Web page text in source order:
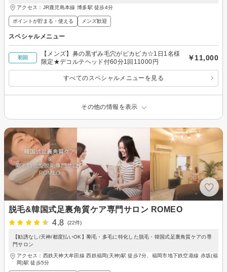
アクセス：JR鹿児島本線 博多駅 徒歩4分
ポイントが貯まる・使える メンズ歓迎
スペシャルメニュー
初回
【メンズ】鼻の黒ずみ毛穴がピカピカ☆1日1名様
限定★デコルテヘッド付60分1回11000円
￥11,000
すべてのスペシャルメニューを見る
その他の情報を表示
脱毛&韓国式足裏角質ケア専門サロン ROMEO
4.8
(22件)
【勧誘なし/天神/都度払いOK】剛毛・多毛に特化した脱毛・韓国式足裏角質ケアの専
門サロン
アクセス：西鉄天神大牟田線 西鉄福岡(天神)駅 徒歩7分、福岡市地下鉄空港線 赤坂(福
岡)駅 徒歩5分